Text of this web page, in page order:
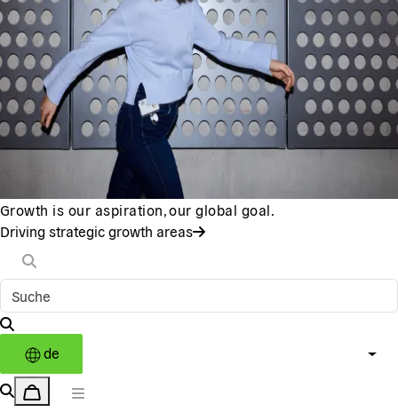
Growth is our aspiration, our global goal.
Driving strategic growth areas
de